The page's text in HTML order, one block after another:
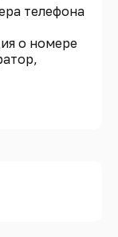
телефона
о номере